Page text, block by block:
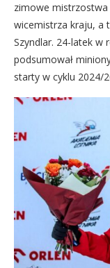
zimowe
wicemistrza kraju, a
Szyndlar. 24-latek w
podsumował
starty w cyklu 2024/